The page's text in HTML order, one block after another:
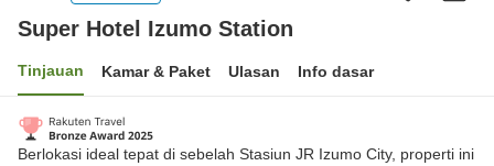
Super Hotel Izumo Station
Tinjauan Kamar & Paket Ulasan Info dasar
Berlokasi ideal tepat di sebelah Stasiun JR Izumo City, properti ini